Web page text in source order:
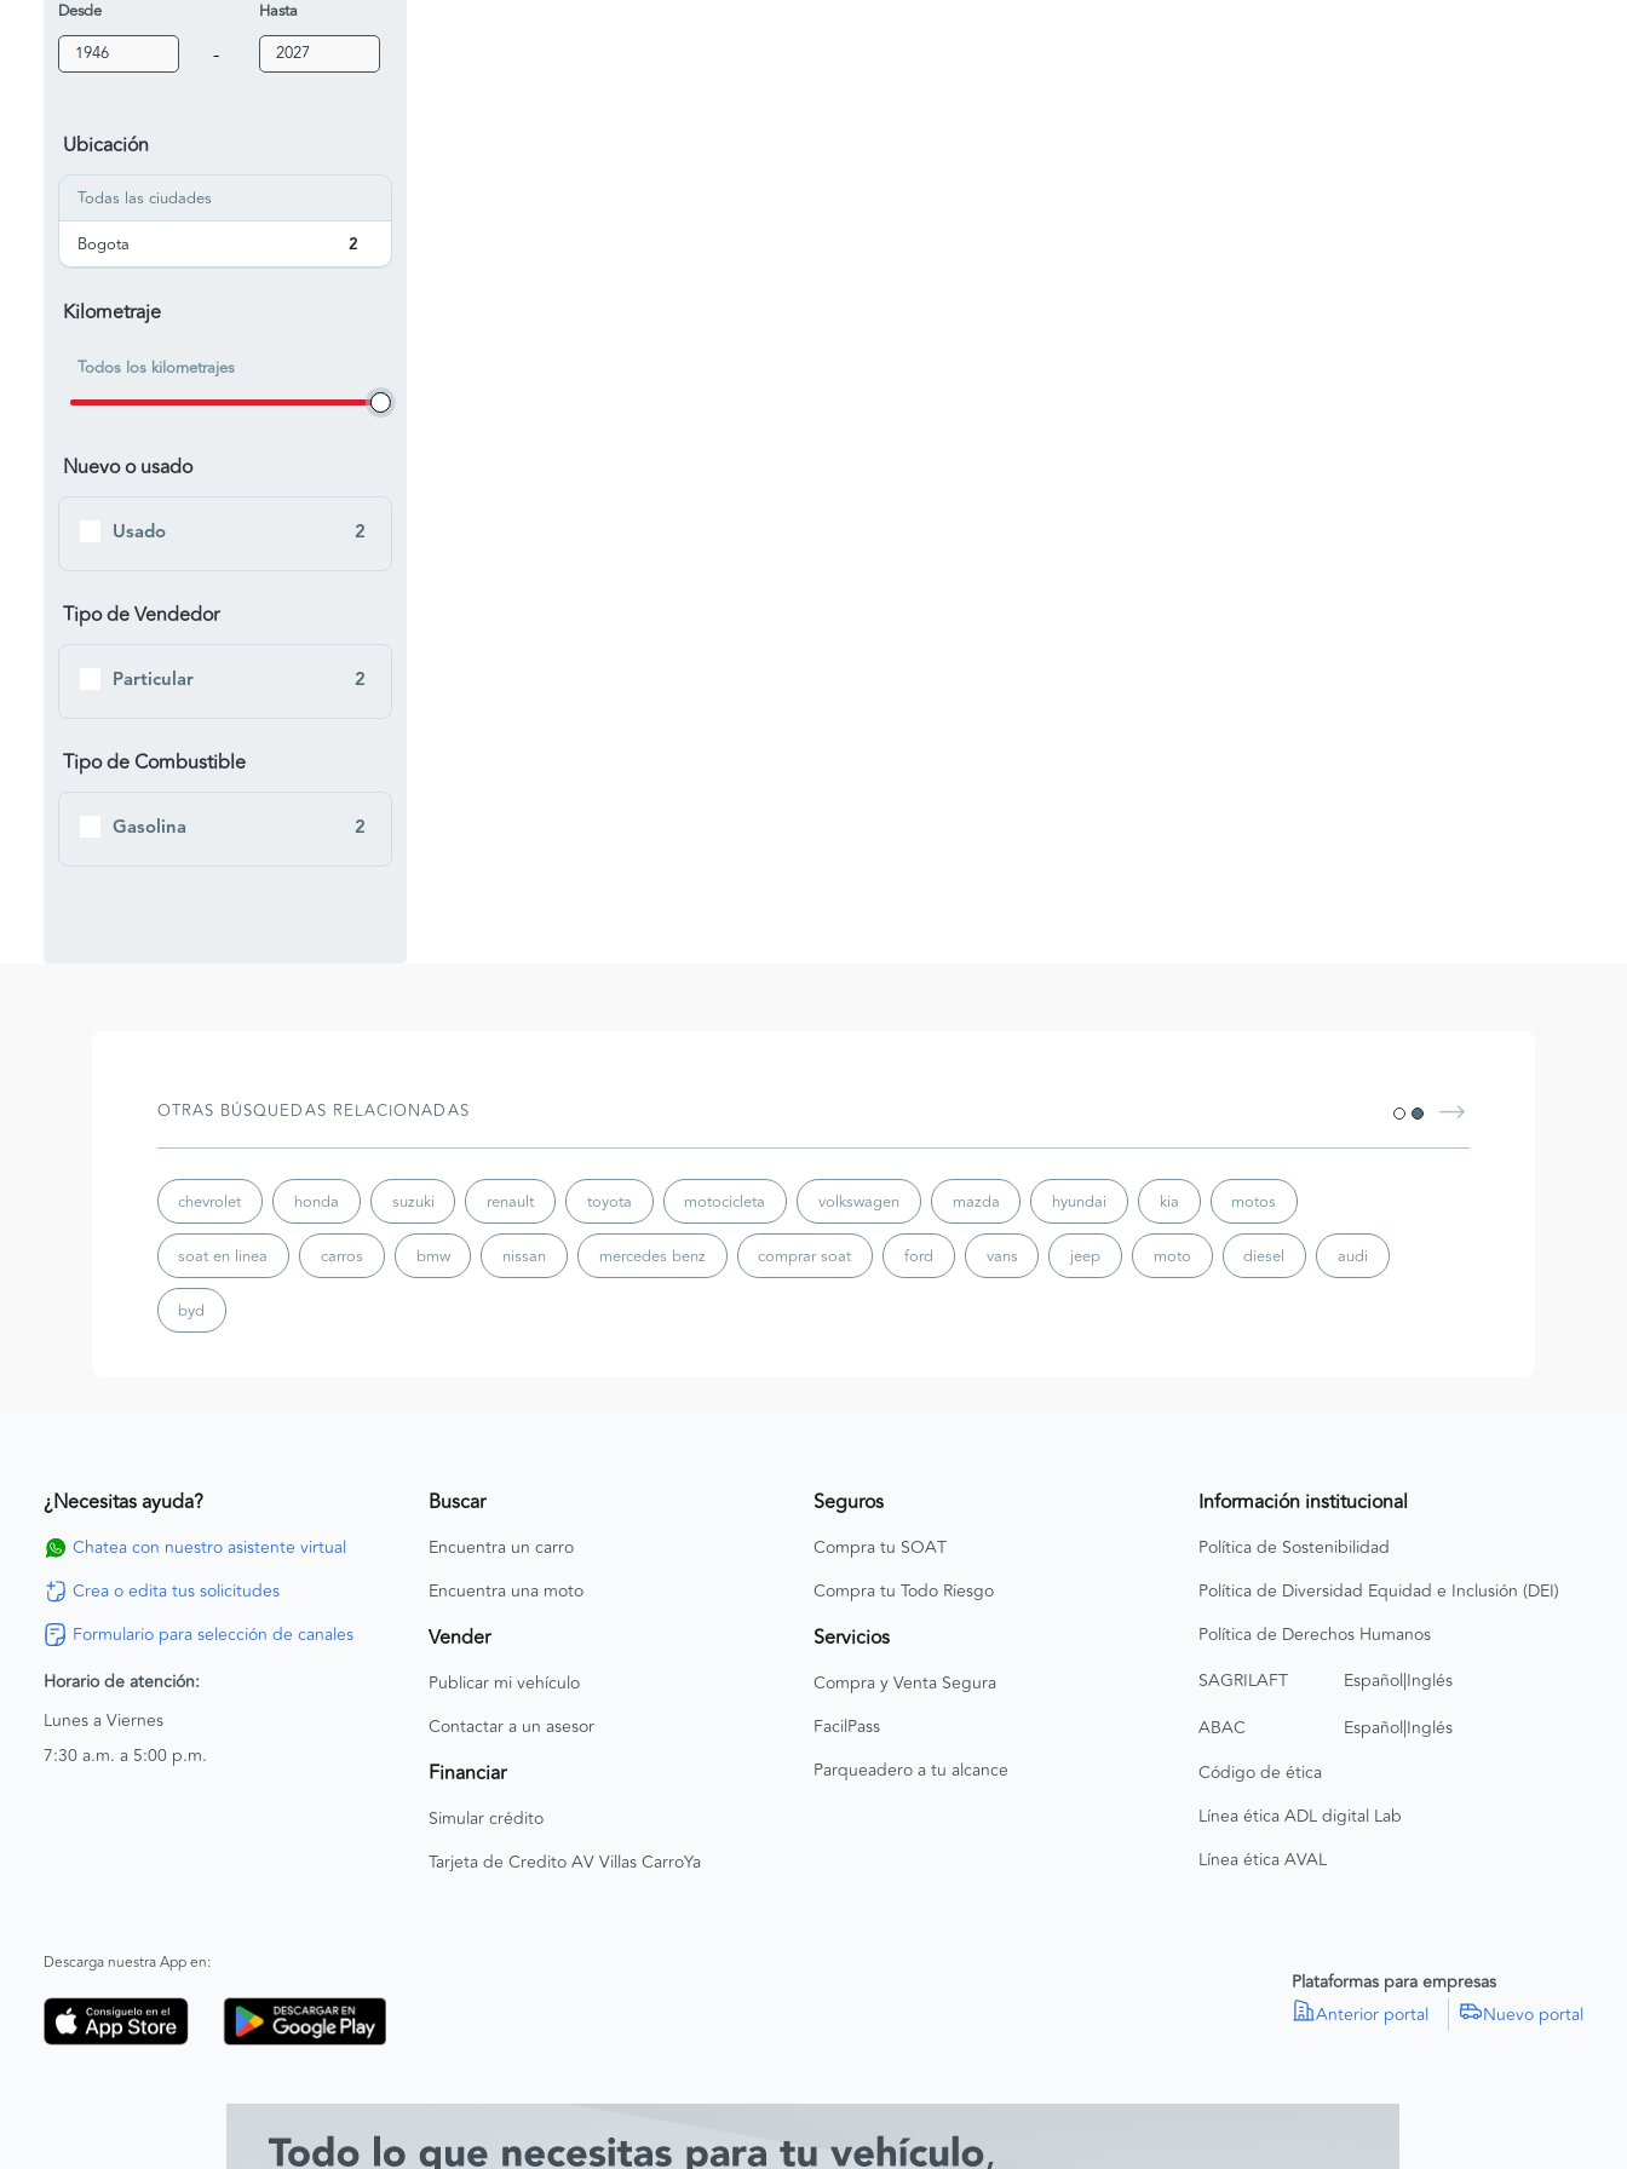
Desde
-
Hasta
Ubicación
Todas las ciudades
Bogota
2
Kilometraje
Todos los kilometrajes
Nuevo o usado
Usado 2
Tipo de Vendedor
Particular 2
Tipo de Combustible
Gasolina 2
OTRAS BÚSQUEDAS RELACIONADAS
chevrolet honda suzuki renault toyota motocicleta volkswagen mazda hyundai kia motos
soat en linea carros bmw nissan mercedes benz comprar soat ford vans jeep moto diesel audi
byd
¿Necesitas ayuda?
Chatea con nuestro asistente virtual
Crea o edita tus solicitudes
Formulario para selección de canales
Horario de atención:
Lunes a Viernes
7:30 a.m. a 5:00 p.m.
Buscar
Encuentra un carro
Encuentra una moto
Vender
Publicar mi vehículo
Contactar a un asesor
Financiar
Simular crédito
Tarjeta de Credito AV Villas CarroYa
Seguros
Compra tu SOAT
Compra tu Todo Riesgo
Servicios
Compra y Venta Segura
FacilPass
Parqueadero a tu alcance
Información institucional
Política de Sostenibilidad
Política de Diversidad Equidad e Inclusión (DEI)
Política de Derechos Humanos
SAGRILAFT
Español|Inglés
ABAC
Español|Inglés
Código de ética
Línea ética ADL digital Lab
Línea ética AVAL
Descarga nuestra App en:
Plataformas para empresas
Anterior portal
Nuevo portal